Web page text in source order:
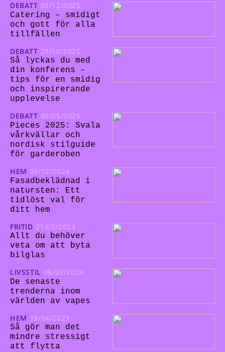
DEBATT 02/12/2025
Catering – smidigt
och gott för alla
tillfällen
DEBATT 29/10/2025
Så lyckas du med
din konferens –
tips för en smidig
och inspirerande
upplevelse
DEBATT 06/05/2025
Pieces 2025: Svala
vårkvällar och
nordisk stilguide
för garderoben
HEM 09/12/2024
Fasadbeklädnad i
natursten: Ett
tidlöst val för
ditt hem
FRITID 21/05/2024
Allt du behöver
veta om att byta
bilglas
LIVSSTIL 08/03/2024
De senaste
trenderna inom
världen av vapes
HEM 19/04/2023
Så gör man det
mindre stressigt
att flytta